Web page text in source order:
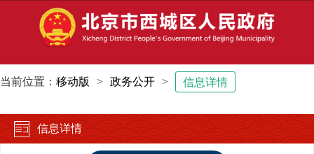
当前位置： 移动版 > 政务公开 > 信息详情
信息详情